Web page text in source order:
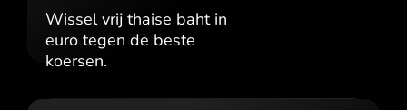
Wissel vrij thaise baht in
euro tegen de beste
koersen.